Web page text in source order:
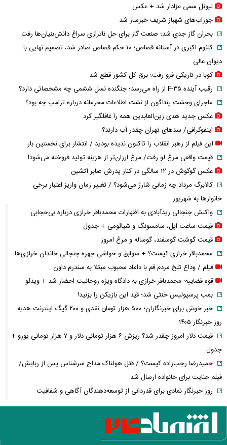
لیونل مسی عزادار شد + عکس
جوراب‌های شهباز شریف خبرساز شد
بحران گاز جدی شد؛ صنعت گاز برای حل ناترازی سراغ دانش‌بنیان‌ها رفت
کلثوم اکبری در آستانه قصاص؛ ۱۰ حکم قصاص صادر شد، تصمیم نهایی با
دیوان عالی
کوبا در تاریکی فرو رفت؛ برق کل کشور قطع شد
رقیب آینده F-۳۵ از راه می‌رسد؛ جنگنده نسل ششمی چه مشخصاتی دارد؟
ماجرای وحشت پنتاگون از نشت اطلاعات محرمانه درباره ترامپ چه بود؟
عکس جدید هدی زین‌العابدین همه را غافلگیر کرد
اینفوگرافی/ سدهای تهران چقدر آب دارند؟
این فیلم از رهبر انقلاب را تاکنون ندیده بودید / انتشار برای نخستین بار
قیمت واقعی مرغ لو رفت/ مرغ ارزان‌تر از هزینه تولید فروخته می‌شود!
عکس گوگوش در ۱۲ سالگی در کنار پدرش صابر آتشین
کالابرگ مرداد چه زمانی شارژ می‌شود؟ / تغییر زمان واریز اعتبار برخی
خانوارها به شهریور
واکنش جنجالی زیدآبادی به اظهارات محمدباقر خرازی درباره بی‌حجابی
قیمت ساعت اپل، سامسونگ و شیائومی + جدول
قیمت گوشت گوسفند، گوساله و مرغ امروز
محمدباقر خرازی کیست؟ + سوابق و حواشی چهره جنجالی خاندان خرازی‌ها
فیلم / وداع تلخ مردم قم با داماد محبوب مبتلا به سندرم داون
قوه قضاییه: محمدباقر خرازی به دادگاه ویژه روحانیت احضار شد + ویدئو
بمب پرسپولیس خنثی شد؛ قید این بازیکن را بزنید!
خبر خوش برای خبرنگاران؛ ۵۰۰ هزار تومان نقدی و ۲۰۰ گیگ اینترنت هدیه
روز خبرنگار ۱۴۰۵
قیمت دلار امروز چقدر شد؟ ریزش ۶ هزار تومانی دلار و ۷ هزار تومانی یورو +
جدول
حمیدرضا رجب‌زاده کیست؟ / قتل هولناک مداح سرشناس پس از ربایش/
فیلم جنایت برای خانواده ارسال شد
روز خبرنگار نمادی برای قدردانی از توسعه‌دهندگان آگاهی و شفافیت
شادمهر عقیلی بعد از ۲۸ سال «گل یاس» را دوباره خواند + ویدئو
آمار تکان‌دهنده مصرف تریاک در ایران؛ مردم این شهر رکورددار شدند!
قیمت طلای ۱۸ عیار از ۱۹ میلیون گذشت